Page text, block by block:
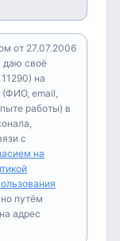
от 27.07.2006
даю своё
на
(ФИО, email,
работы) в
с
на
путём
адрес